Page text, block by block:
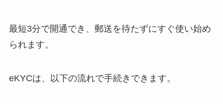
最短3分で開通でき、郵送を待たずにすぐ使い始め
られます。
eKYCは、以下の流れで手続きできます。